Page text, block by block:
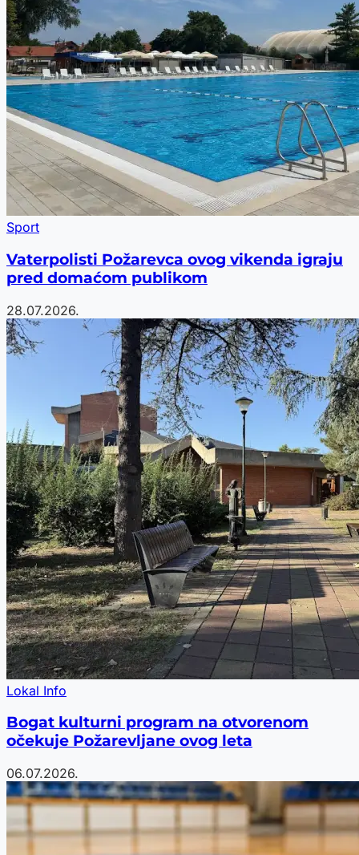
Sport
Vaterpolisti Požarevca ovog vikenda igraju
pred domaćom publikom
28.07.2026.
Lokal Info
Bogat kulturni program na otvorenom
očekuje Požarevljane ovog leta
06.07.2026.